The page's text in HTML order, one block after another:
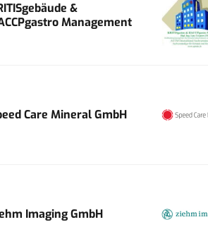
&
Management
Care Mineral GmbH
Imaging GmbH